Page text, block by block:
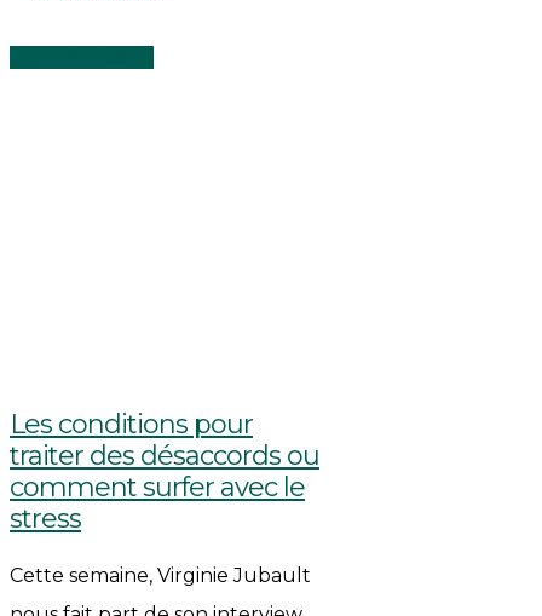
Les conditions pour
traiter des désaccords ou
comment surfer avec le
stress
Cette semaine, Virginie Jubault